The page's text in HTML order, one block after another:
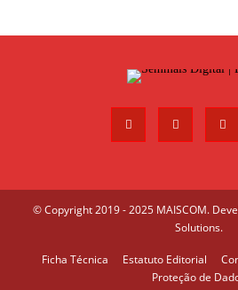
© Copyright 2019 - 2025 MAISCOM.
Solutions.
Ficha Técnica Estatuto Editorial
Proteção de